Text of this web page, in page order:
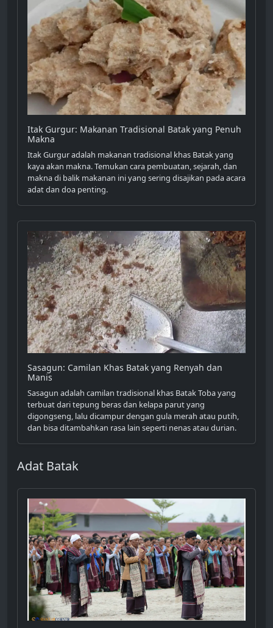
Itak Gurgur: Makanan Tradisional Batak yang Penuh
Makna
Itak Gurgur adalah makanan tradisional khas Batak yang
kaya akan makna. Temukan cara pembuatan, sejarah, dan
makna di balik makanan ini yang sering disajikan pada acara
adat dan doa penting.
Sasagun: Camilan Khas Batak yang Renyah dan
Manis
Sasagun adalah camilan tradisional khas Batak Toba yang
terbuat dari tepung beras dan kelapa parut yang
digongseng, lalu dicampur dengan gula merah atau putih,
dan bisa ditambahkan rasa lain seperti nenas atau durian.
Adat Batak